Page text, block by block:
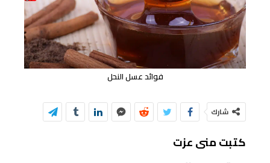
فوائد عسل النحل
شارك
كتبت منى عزت